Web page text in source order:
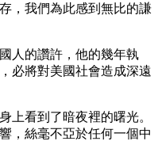
，我們為此感到無比的謙
人的讚許，他的幾年執
必將對美國社會造成深遠
上看到了暗夜裡的曙光。
，絲毫不亞於任何一個中